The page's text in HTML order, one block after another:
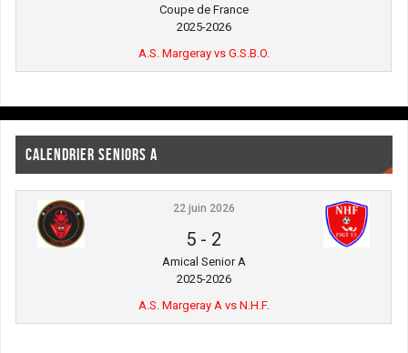
Coupe de France
2025-2026
A.S. Margeray vs G.S.B.O.
CALENDRIER SENIORS A
22 juin 2026
5 - 2
Amical Senior A
2025-2026
A.S. Margeray A vs N.H.F.